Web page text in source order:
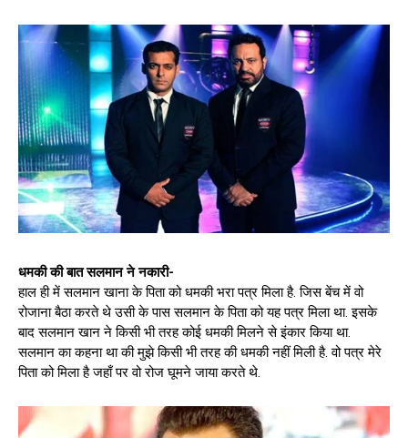
धमकी की बात सलमान ने नकारी-
हाल ही में सलमान खाना के पिता को धमकी भरा पत्र मिला है. जिस बेंच में वो
रोजाना बैठा करते थे उसी के पास सलमान के पिता को यह पत्र मिला था. इसके
बाद सलमान खान ने किसी भी तरह कोई धमकी मिलने से इंकार किया था.
सलमान का कहना था की मुझे किसी भी तरह की धमकी नहीं मिली है. वो पत्र मेरे
पिता को मिला है जहाँ पर वो रोज घूमने जाया करते थे.